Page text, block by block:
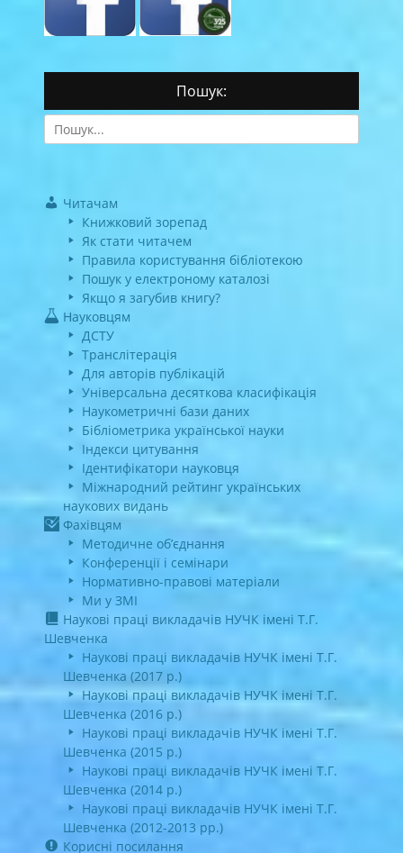
Пошук:
Search
for:
Читачам
Книжковий зорепад
Як стати читачем
Правила користування бібліотекою
Пошук у електроному каталозі
Якщо я загубив книгу?
Науковцям
ДСТУ
Транслітерація
Для авторів публікацій
Універсальна десяткова класифікація
Наукометричні бази даних
Бібліометрика української науки
Індекси цитування
Ідентифікатори науковця
Міжнародний рейтинг українських
наукових видань
Фахівцям
Методичне об’єднання
Конференції і семінари
Нормативно-правові матеріали
Ми у ЗМІ
Наукові праці викладачів НУЧК імені Т.Г.
Шевченка
Наукові праці викладачів НУЧК імені Т.Г.
Шевченка (2017 р.)
Наукові праці викладачів НУЧК імені Т.Г.
Шевченка (2016 р.)
Наукові праці викладачів НУЧК імені Т.Г.
Шевченка (2015 р.)
Наукові праці викладачів НУЧК імені Т.Г.
Шевченка (2014 р.)
Наукові праці викладачів НУЧК імені Т.Г.
Шевченка (2012-2013 рр.)
Корисні посилання